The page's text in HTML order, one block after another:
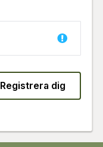
Registrera dig